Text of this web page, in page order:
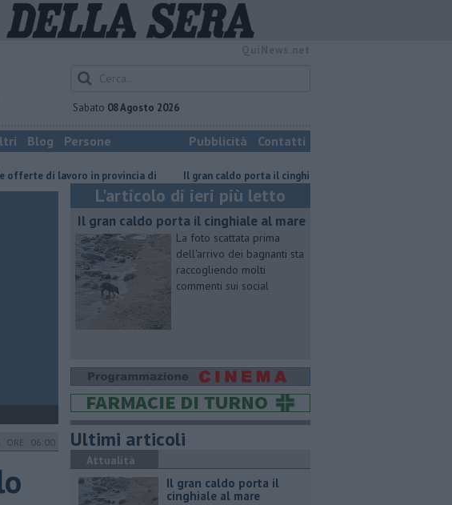
Sabato 08 Agosto 2026
Blog Persone Pubblicità Contatti
lavoro in provincia di Il gran caldo porta il cinghiale al mare
ORE 06:00
L'articolo di ieri più letto
Il gran caldo porta il cinghiale al mare
La foto scattata prima
dell'arrivo dei bagnanti sta
raccogliendo molti
commenti sui social
Ultimi articoli
Attualità
Il gran caldo porta il
cinghiale al mare